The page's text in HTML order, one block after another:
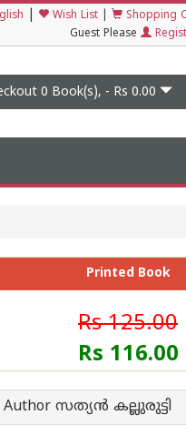
Wish List Shopping
Guest Please
0 Book(s), - Rs 0.00
Printed Book
Rs 125.00
Rs 116.00
Author സത്യന്‍ കല്ലുരുട്ടി